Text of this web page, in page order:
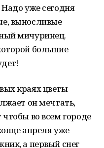
уже сегодня
выносливые
мичуринец.
большие
краях цветы
он мечтать,
во всем городе
апреля уже
а первый снег